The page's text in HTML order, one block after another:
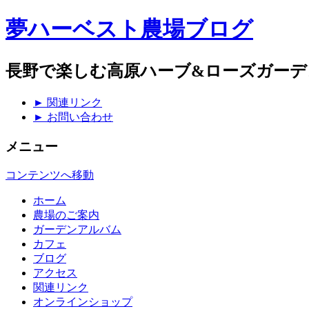
夢ハーベスト農場ブログ
長野で楽しむ高原ハーブ&ローズガー
► 関連リンク
► お問い合わせ
メニュー
コンテンツへ移動
ホーム
農場のご案内
ガーデンアルバム
カフェ
ブログ
アクセス
関連リンク
オンラインショップ